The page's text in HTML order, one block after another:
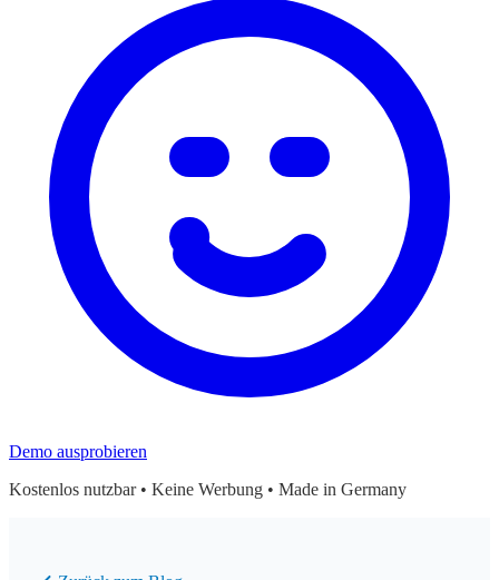
Demo ausprobieren
Kostenlos nutzbar • Keine Werbung • Made in Germany